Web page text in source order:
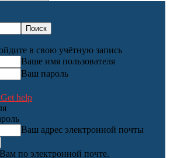
в свою учётную запись
Ваше имя пользователя
Ваш пароль
help
Ваш адрес электронной почты
по электронной почте.